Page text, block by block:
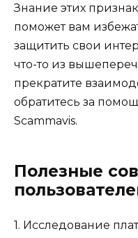
Знание этих
поможет вам
защитить свои
что-то из
прекратите
обратитесь за
Scammavis.
Полезные
1. Исследование